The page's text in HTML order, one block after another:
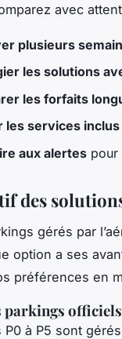
avec
plusieurs
les solutions
les forfaits
les services inclus
aux alertes pour
des
gérés par
option a ses
préférences en
parkings officiels
P0 à P5 sont